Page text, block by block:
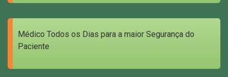
Médico Todos os Dias para a maior Segurança do
Paciente